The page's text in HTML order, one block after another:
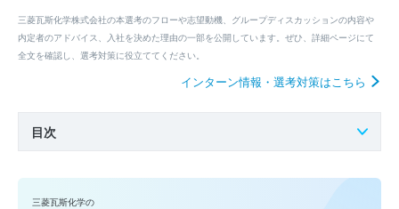
三菱瓦斯化学株式会社の本選考のフローや志望動機、グループディスカッションの内容や
内定者のアドバイス、入社を決めた理由の一部を公開しています。ぜひ、詳細ページにて
全文を確認し、選考対策に役立ててください。
インターン情報・選考対策はこちら
目次
三菱瓦斯化学の